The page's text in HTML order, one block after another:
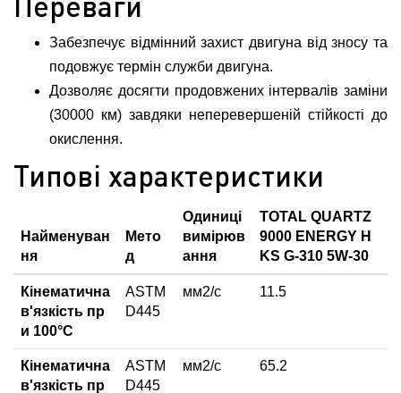
Забезпечує відмінний захист двигуна від зносу та
подовжує термін служби двигуна.
Дозволяє досягти продовжених інтервалів заміни
(30000 км) завдяки неперевершеній стійкості до
окислення.
Типові характеристики
Найменуван
ня
Мето
д
Одиниці
вимірюв
ання
TOTAL QUARTZ
9000 ENERGY H
KS G-310 5W-30
Кінематична
в'язкість пр
и 100°С
ASTM
D445
мм2/с 11.5
Кінематична
в'язкість пр
ASTM
D445
мм2/с 65.2